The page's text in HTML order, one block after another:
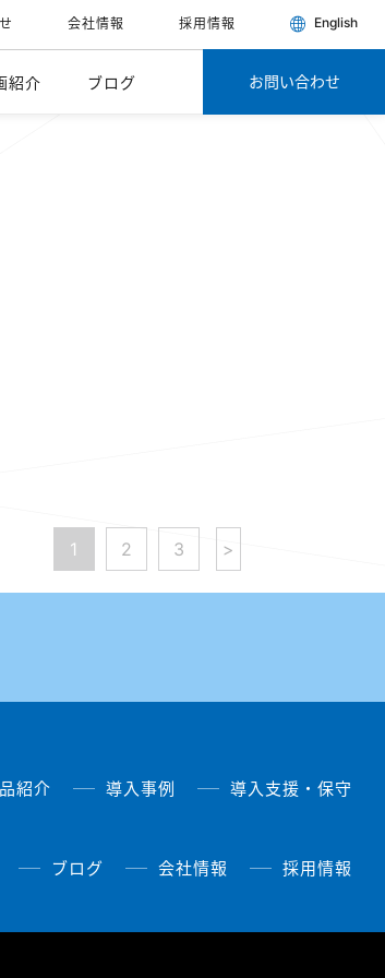
会社情報 採用情報 English
紹介 ブログ お問い合わせ
1 2 3 >
紹介 導入事例 導入支援・保守
ブログ 会社情報 採用情報